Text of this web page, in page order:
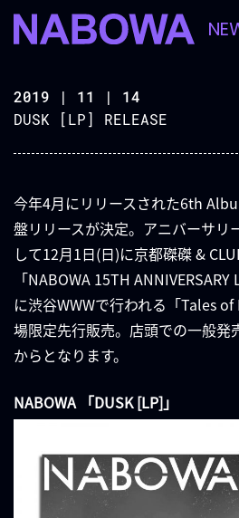
2019 | 11 | 14
DUSK [LP] RELEASE
今年4月にリリースされた6th
盤リリースが決定。アニバーサリ
して12月1日(日)に京都磔磔 &
「NABOWA 15TH
に渋谷WWWで行われる「Tales
場限定先行販売。店頭での一般発
からとなります。
NABOWA 「DUSK [LP]」